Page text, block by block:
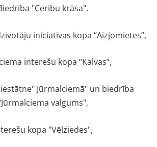
"Cerību krāsa",
iniciatīvas kopa “Aizjomietes”,
interešu kopa “Kalvas”,
Jūrmalciemā" un biedrība
valgums",
kopa "Vēlziedes",